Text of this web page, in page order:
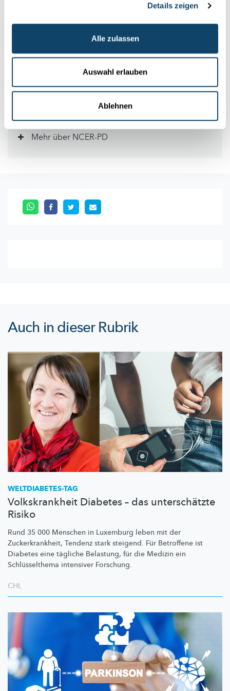
Details zeigen
Alle zulassen
Auswahl erlauben
Ablehnen
Infobox
Mehr über NCER-PD
Auch in dieser Rubrik
WELTDIABETES-TAG
Volkskrankheit Diabetes – das unterschätzte
Risiko
Rund 35 000 Menschen in Luxemburg leben mit der
Zuckerkrankheit, Tendenz stark steigend. Für Betroffene ist
Diabetes eine tägliche Belastung, für die Medizin ein
Schlüsselthema intensiver Forschung.
CHL